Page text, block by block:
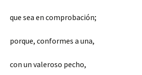
que sea en comprobación;
porque, conformes a una,
con un valeroso pecho,